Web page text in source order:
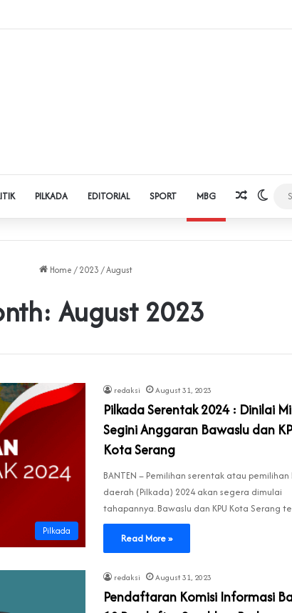
Gandeng SPSI Perkuat Literasi Digital
PILKADA EDITORIAL SPORT MBG Random
Home / 2023 / August
August 2023
Pilkada
redaksi August 31, 2023
Pilkada Serentak 2024 : Dinilai
Segini Anggaran Bawaslu dan
Kota Serang
BANTEN – Pemilihan serentak atau
daerah (Pilkada) 2024 akan segera dimulai
tahapannya. Bawaslu dan KPU Kota Serang
Read More »
redaksi August 31, 2023
Pendaftaran Komisi Informasi